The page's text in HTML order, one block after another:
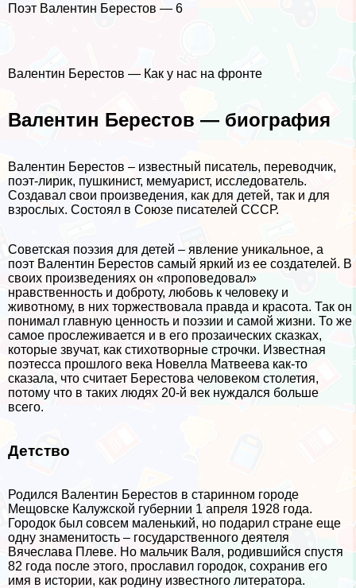
Поэт Валентин Берестов — 6
Валентин Берестов — Как у нас на фронте
Валентин Берестов — биография
Валентин Берестов – известный писатель, переводчик,
поэт-лирик, пушкинист, мемуарист, исследователь.
Создавал свои произведения, как для детей, так и для
взрослых. Состоял в Союзе писателей СССР.
Советская поэзия для детей – явление уникальное, а
поэт Валентин Берестов самый яркий из ее создателей. В
своих произведениях он «проповедовал»
нравственность и доброту, любовь к человеку и
животному, в них торжествовала правда и красота. Так он
понимал главную ценность и поэзии и самой жизни. То же
самое прослеживается и в его прозаических сказках,
которые звучат, как стихотворные строчки. Известная
поэтесса прошлого века Новелла Матвеева как-то
сказала, что считает Берестова человеком столетия,
потому что в таких людях 20-й век нуждался больше
всего.
Детство
Родился Валентин Берестов в старинном городе
Мещовске Калужской губернии 1 апреля 1928 года.
Городок был совсем маленький, но подарил стране еще
одну знаменитость – государственного деятеля
Вячеслава Плеве. Но мальчик Валя, родившийся спустя
82 года после этого, прославил городок, сохранив его
имя в истории, как родину известного литератора.